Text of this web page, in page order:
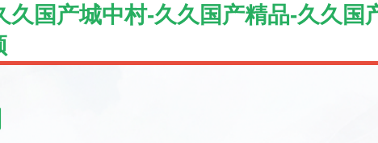
国产城中村-久久国产精品-久久国